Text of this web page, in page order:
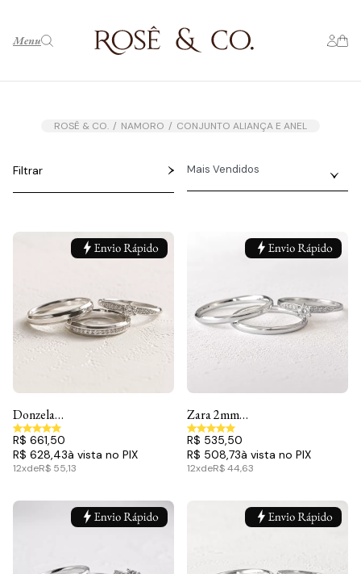
Menu
ROSÊ & CO. NAMORO CONJUNTO ALIANÇA E ANEL
Filtrar
Donzela
3mm e Lux -
Conjunto
R$ 661,50
12xdeR$ 55,13
R$ 628,43
Zara 2mm
& Lux -
Conjunto
R$ 535,50
12xdeR$ 44,63
R$ 508,73